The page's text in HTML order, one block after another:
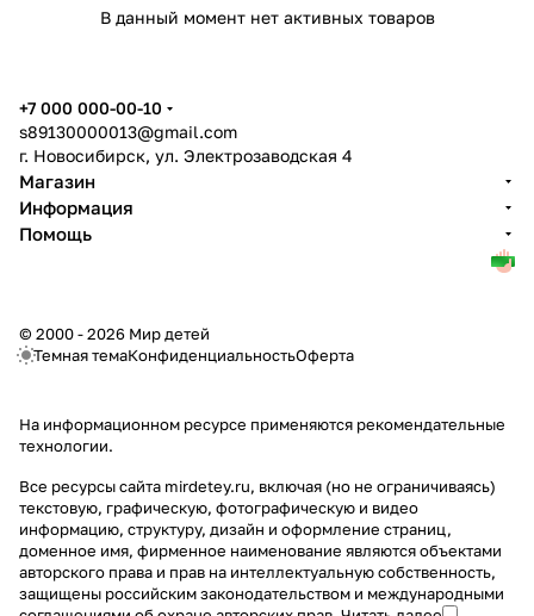
В данный момент нет активных товаров
+7 000 000-00-10
s89130000013@gmail.com
г. Новосибирск, ул. Электрозаводская 4
Магазин
Информация
Помощь
© 2000 - 2026 Мир детей
Темная темаКонфиденциальностьОферта
На информационном ресурсе применяются рекомендательные
технологии.
Все ресурсы сайта mirdetey.ru, включая (но не ограничиваясь)
текстовую, графическую, фотографическую и видео
информацию, структуру, дизайн и оформление страниц,
доменное имя, фирменное наименование являются объектами
авторского права и прав на интеллектуальную собственность,
защищены российским законодательством и международными